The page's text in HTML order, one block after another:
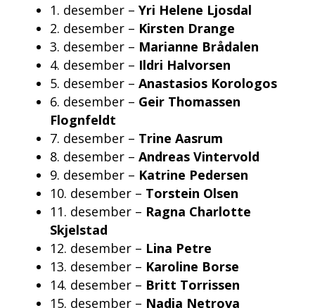
1. desember – Yri Helene Ljosdal
2. desember – Kirsten Drange
3. desember – Marianne Brådalen
4. desember – Ildri Halvorsen
5. desember – Anastasios Korologos
6. desember – Geir Thomassen
Flognfeldt
7. desember – Trine Aasrum
8. desember – Andreas Vintervold
9. desember – Katrine Pedersen
10. desember – Torstein Olsen
11. desember – Ragna Charlotte
Skjelstad
12. desember – Lina Petre
13. desember – Karoline Borse
14. desember – Britt Torrissen
15. desember – Nadia Netrova